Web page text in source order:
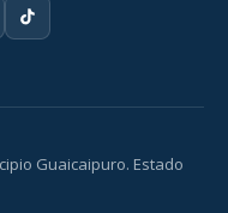
Guaicaipuro. Estado